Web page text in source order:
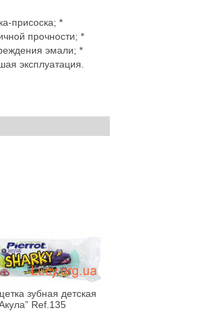
присоска; *
прочности; *
эмали; *
эксплуатация.
зубная детская
Ref.135